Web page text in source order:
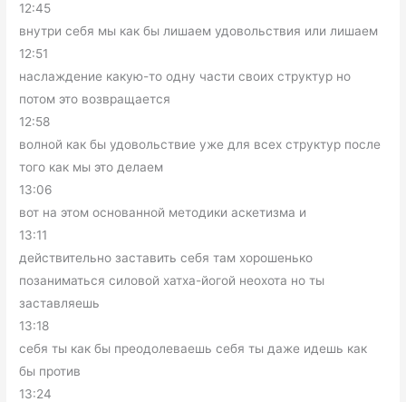
12:45
внутри себя мы как бы лишаем удовольствия или лишаем
12:51
наслаждение какую-то одну части своих структур но
потом это возвращается
12:58
волной как бы удовольствие уже для всех структур после
того как мы это делаем
13:06
вот на этом основанной методики аскетизма и
13:11
действительно заставить себя там хорошенько
позаниматься силовой хатха-йогой неохота но ты
заставляешь
13:18
себя ты как бы преодолеваешь себя ты даже идешь как
бы против
13:24